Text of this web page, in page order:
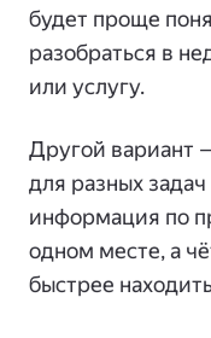
будет проще
разобраться в
или услугу.
Другой вариант
для разных
информация по
одном месте, а
быстрее